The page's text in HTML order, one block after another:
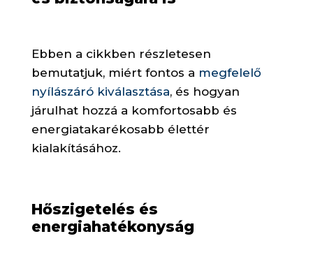
Ebben a cikkben részletesen
bemutatjuk, miért fontos a megfelelő
nyílászáró kiválasztása, és hogyan
járulhat hozzá a komfortosabb és
energiatakarékosabb élettér
kialakításához.
Hőszigetelés és
energiahatékonyság